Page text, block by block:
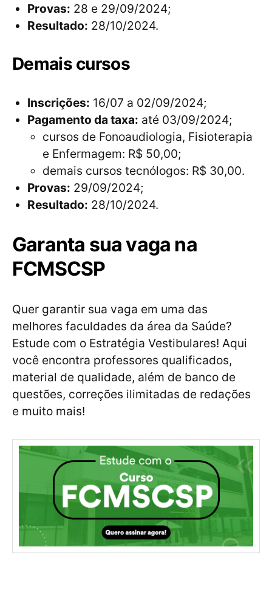
Provas: 28 e 29/09/2024;
Resultado: 28/10/2024.
Demais cursos
Inscrições: 16/07 a 02/09/2024;
Pagamento da taxa: até 03/09/2024;
cursos de Fonoaudiologia, Fisioterapia
e Enfermagem: R$ 50,00;
demais cursos tecnólogos: R$ 30,00.
Provas: 29/09/2024;
Resultado: 28/10/2024.
Garanta sua vaga na
FCMSCSP
Quer garantir sua vaga em uma das
melhores faculdades da área da Saúde?
Estude com o Estratégia Vestibulares! Aqui
você encontra professores qualificados,
material de qualidade, além de banco de
questões, correções ilimitadas de redações
e muito mais!